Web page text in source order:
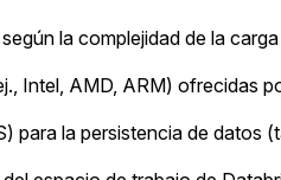
la complejidad de la
Intel, AMD, ARM) ofrecidas
para la persistencia de datos